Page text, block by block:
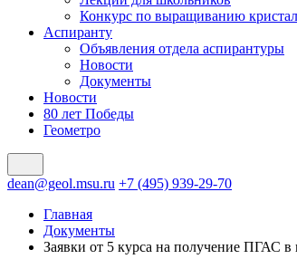
Конкурс по выращиванию
Аспиранту
Объявления отдела аспирантуры
Новости
Документы
Новости
80 лет Победы
Геометро
dean@geol.msu.ru +7 (495) 939-29-70
Главная
Документы
Заявки от 5 курса на получение ПГАС в